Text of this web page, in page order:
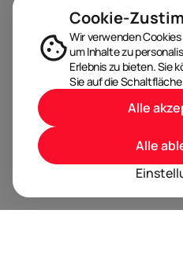
Cookie-
Wir verwenden
um Inhalte zu
Erlebnis zu bieten. Sie
Sie auf die
Alle
Alle